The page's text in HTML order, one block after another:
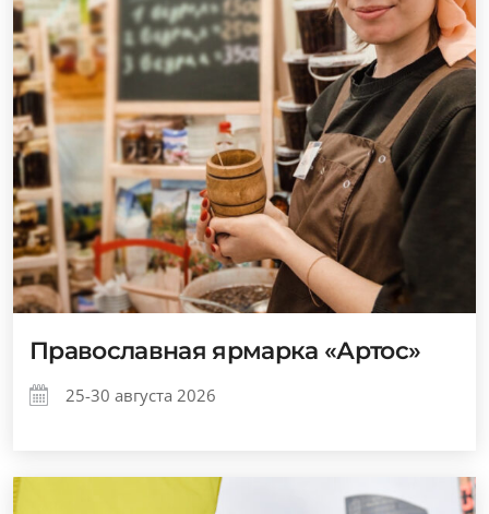
Православная ярмарка «Артос»
25-30 августа 2026